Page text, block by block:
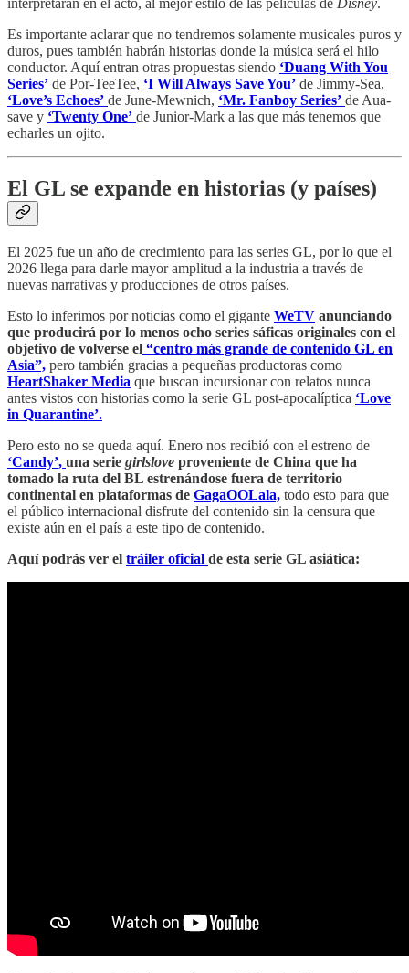
interpretarán en el acto, al mejor estilo de las películas de Disney.
Es importante aclarar que no tendremos solamente musicales puros y
duros, pues también habrán historias donde la música será el hilo
conductor. Aquí entran otras propuestas siendo ‘Duang With You
Series’ de Por-TeeTee, ‘I Will Always Save You’ de Jimmy-Sea,
‘Love’s Echoes’ de June-Mewnich, ‘Mr. Fanboy Series’ de Aua-
save y ‘Twenty One’ de Junior-Mark a las que más tenemos que
echarles un ojito.
El GL se expande en historias (y países)
El 2025 fue un año de crecimiento para las series GL, por lo que el
2026 llega para darle mayor amplitud a la industria a través de
nuevas narrativas y producciones de otros países.
Esto lo inferimos por noticias como el gigante WeTV anunciando
que producirá por lo menos ocho series sáficas originales con el
objetivo de volverse el “centro más grande de contenido GL en
Asia”, pero también gracias a pequeñas productoras como
HeartShaker Media que buscan incursionar con relatos nunca
antes vistos con historias como la serie GL post-apocalíptica ‘Love
in Quarantine’.
Pero esto no se queda aquí. Enero nos recibió con el estreno de
‘Candy’, una serie girlslove proveniente de China que ha
tomado la ruta del BL estrenándose fuera de territorio
continental en plataformas de GagaOOLala, todo esto para que
el público internacional disfrute del contenido sin la censura que
existe aún en el país a este tipo de contenido.
Aquí podrás ver el tráiler oficial de esta serie GL asiática: